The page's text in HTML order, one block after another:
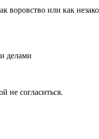
воровство или как
делами
не согласиться.